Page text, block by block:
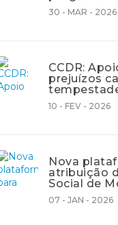
30 - MAR - 2026
CCDR:
prejuízos
10 - FEV - 2026
Nova
atribuição
Social de
07 - JAN - 2026